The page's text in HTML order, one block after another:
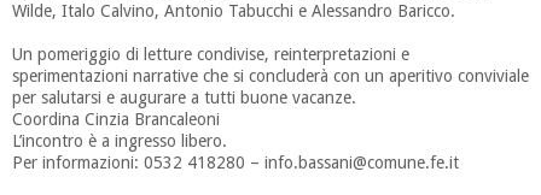
Wilde, Italo Calvino, Antonio Tabucchi e Alessandro Baricco.
Un pomeriggio di letture condivise, reinterpretazioni e
sperimentazioni narrative che si concluderà con un aperitivo conviviale
per salutarsi e augurare a tutti buone vacanze.
Coordina Cinzia Brancaleoni
L’incontro è a ingresso libero.
Per informazioni: 0532 418280 – info.bassani@comune.fe.it